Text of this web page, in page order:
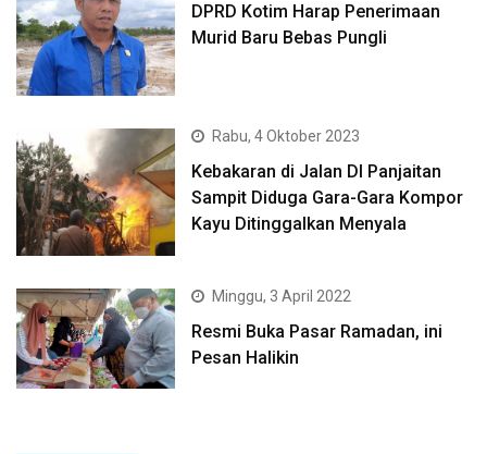
DPRD Kotim Harap Penerimaan
Murid Baru Bebas Pungli
Rabu, 4 Oktober 2023
Kebakaran di Jalan DI Panjaitan
Sampit Diduga Gara-Gara Kompor
Kayu Ditinggalkan Menyala
Minggu, 3 April 2022
Resmi Buka Pasar Ramadan, ini
Pesan Halikin